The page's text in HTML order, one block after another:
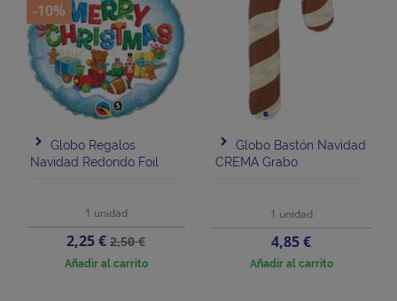
Globo Regalos
Navidad Redondo Foil
1 unidad
Precio
2,25 €Precio
base
2,50 €
Añadir al carrito
-10%
Globo Bastón Navidad
CREMA Grabo
1 unidad
Precio
4,85 €
Añadir al carrito